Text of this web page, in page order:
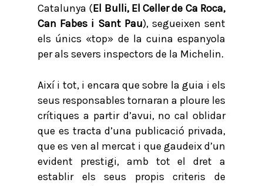
Catalunya (El Bulli, El Celler de Ca Roca,
Can Fabes i Sant Pau), segueixen sent
els únics «top» de la cuina espanyola
per als severs inspectors de la Michelin.
Així i tot, i encara que sobre la guia i els
seus responsables tornaran a ploure les
crítiques a partir d’avui, no cal oblidar
que es tracta d’una publicació privada,
que es ven al mercat i que gaudeix d’un
evident prestigi, amb tot el dret a
establir els seus propis criteris de